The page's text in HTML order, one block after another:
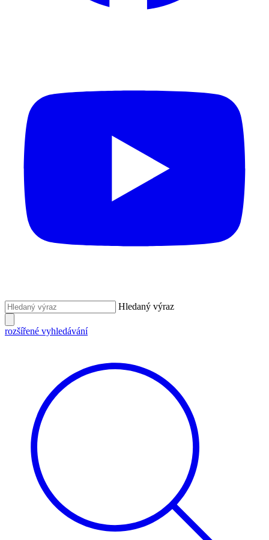
Hledaný výraz
rozšířené vyhledávání